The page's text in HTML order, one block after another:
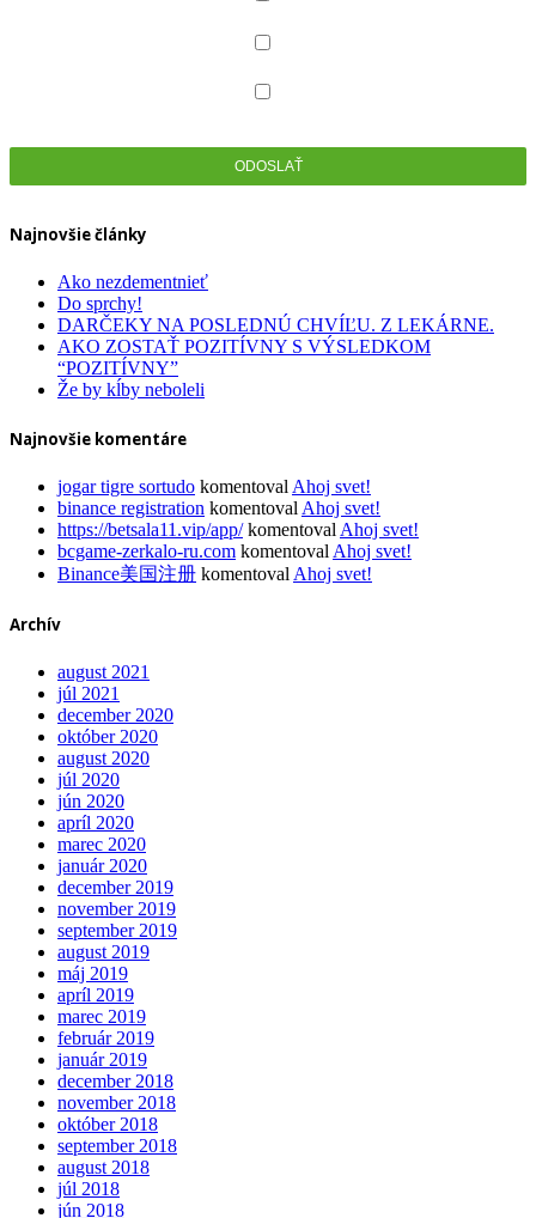
Najnovšie články
Ako nezdementnieť
Do sprchy!
DARČEKY NA POSLEDNÚ CHVÍĽU. Z LEKÁRNE.
AKO ZOSTAŤ POZITÍVNY S VÝSLEDKOM
“POZITÍVNY”
Že by kĺby neboleli
Najnovšie komentáre
jogar tigre sortudo komentoval Ahoj svet!
binance registration komentoval Ahoj svet!
https://betsala11.vip/app/komentoval Ahoj svet!
bcgame-zerkalo-ru.com komentoval Ahoj svet!
Binance美国注册 komentoval Ahoj svet!
Archív
august 2021
júl 2021
december 2020
október 2020
august 2020
júl 2020
jún 2020
apríl 2020
marec 2020
január 2020
december 2019
november 2019
september 2019
august 2019
máj 2019
apríl 2019
marec 2019
február 2019
január 2019
december 2018
november 2018
október 2018
september 2018
august 2018
júl 2018
jún 2018